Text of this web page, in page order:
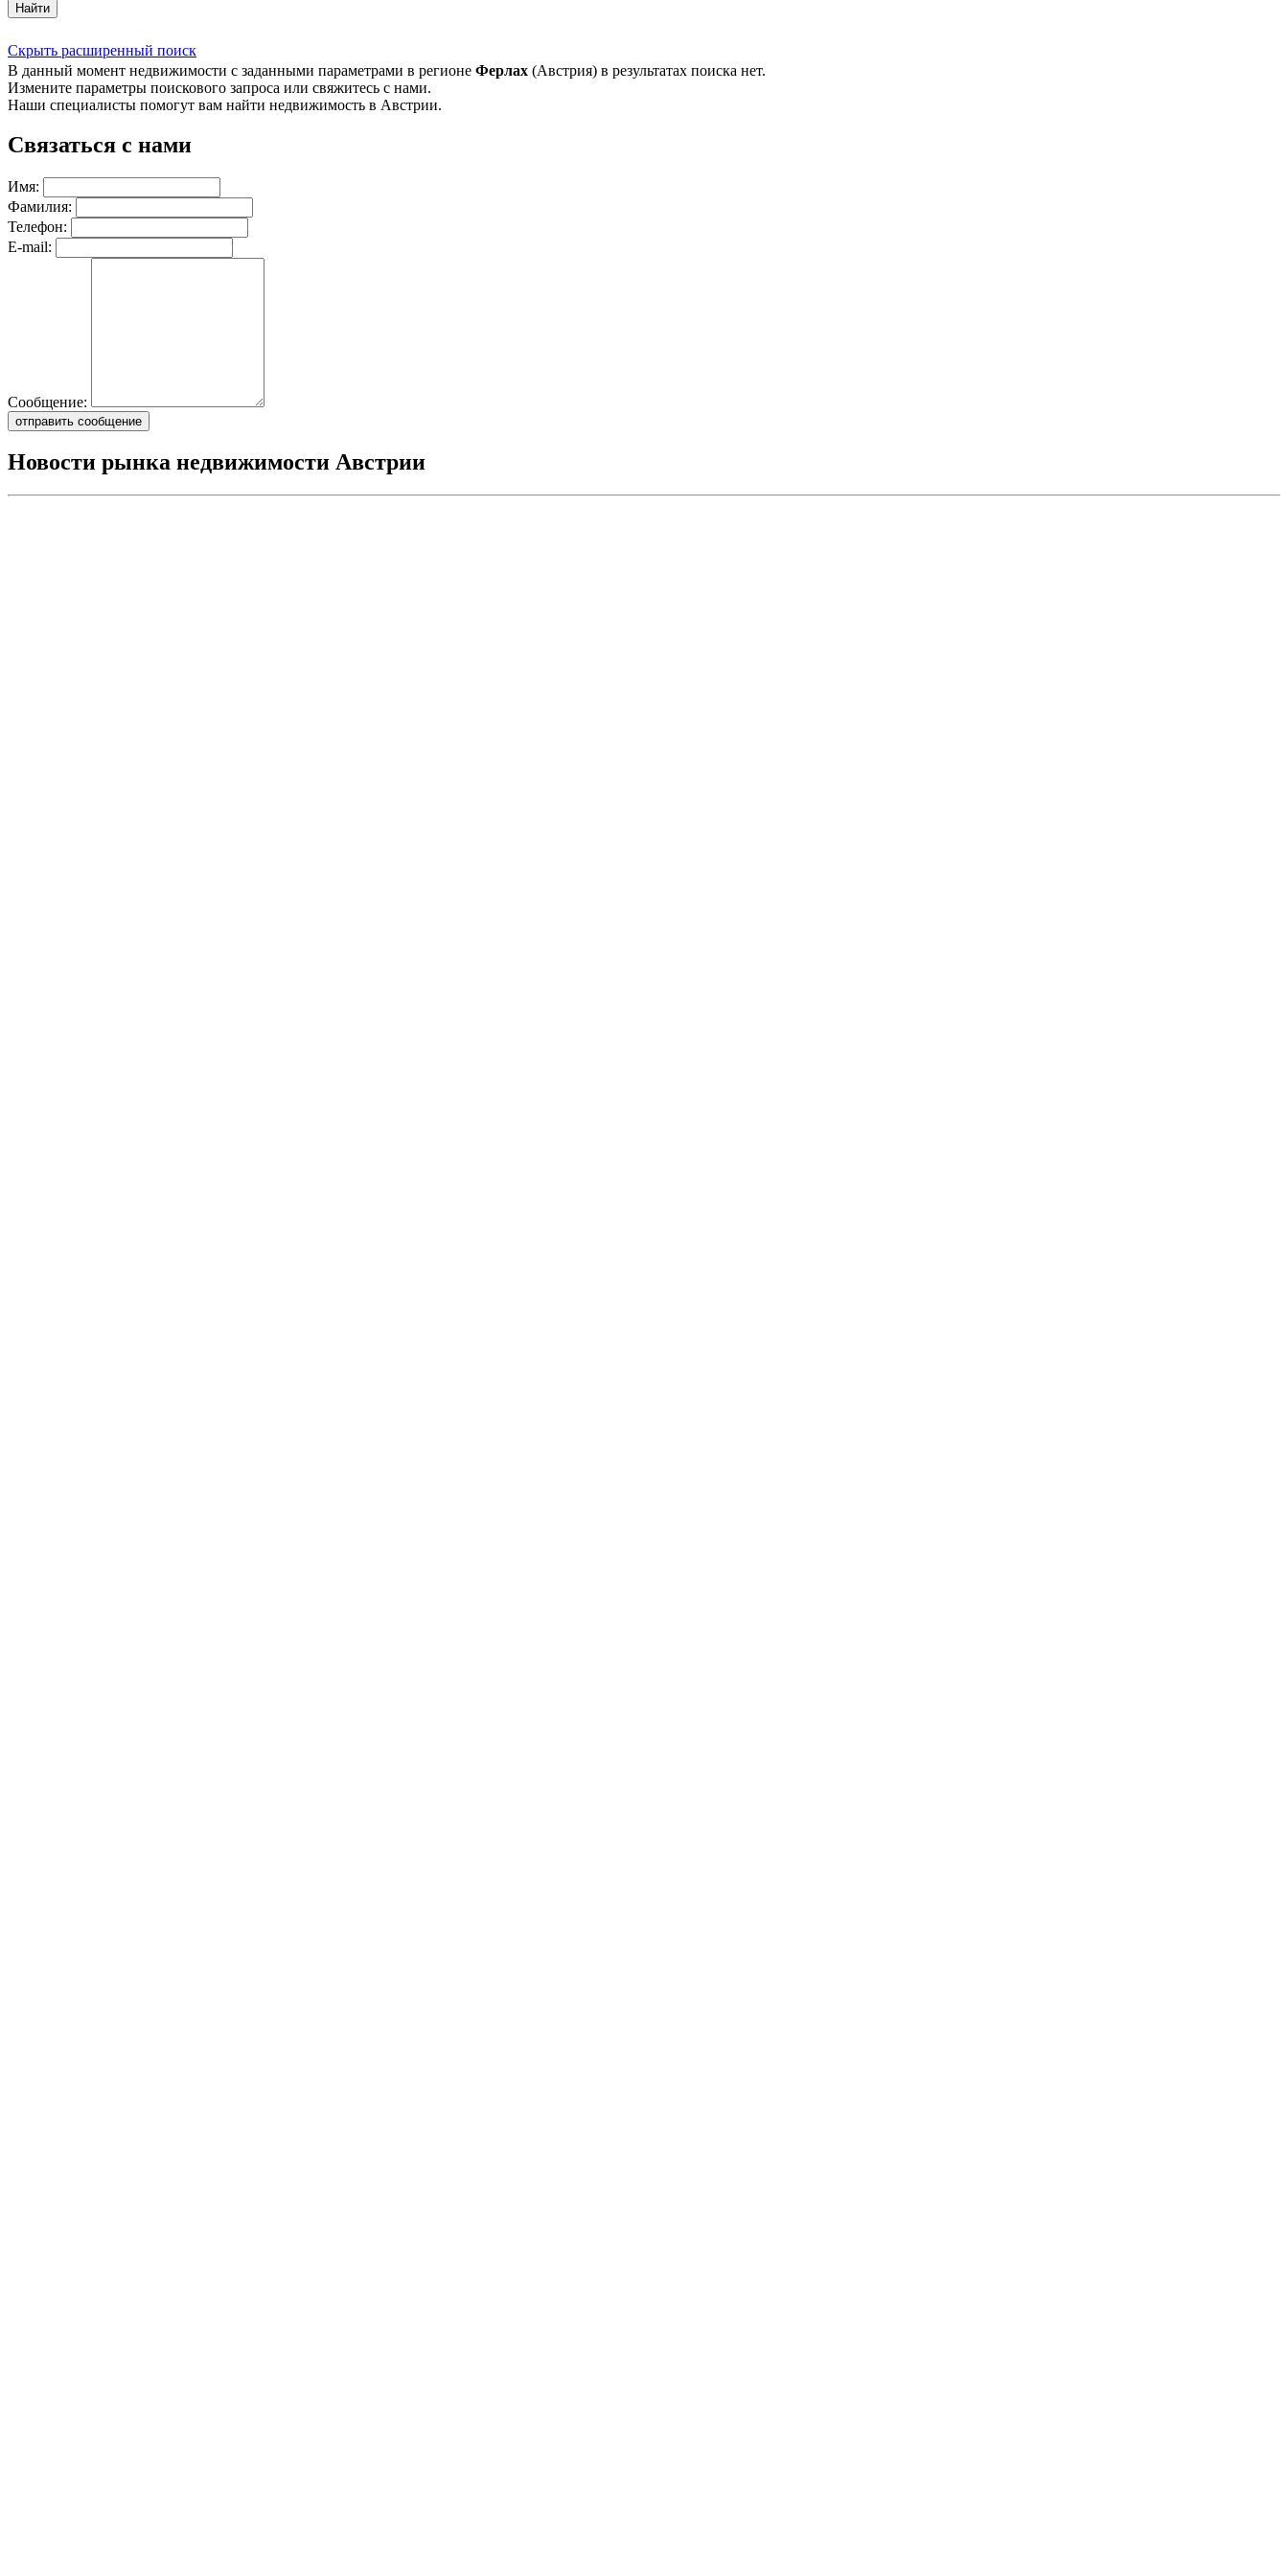
Найти
Скрыть расширенный поиск
В данный момент недвижимости с заданными параметрами в регионе Ферлах (Австрия) в результатах поиска нет.
Измените параметры поискового запроса или свяжитесь с нами.
Наши специалисты помогут вам найти недвижимость в Австрии.
Связаться с нами
Имя:
Фамилия:
Телефон:
E-mail:
Сообщение:
отправить сообщение
Новости рынка недвижимости Австрии